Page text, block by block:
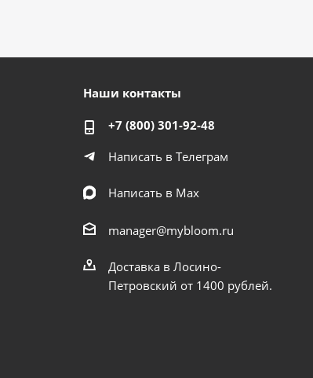
Наши контакты
+7 (800) 301-92-48
Написать в Телеграм
Написать в Мах
manager@mybloom.ru
Доставка в Лосино-
Петровский от 1400 рублей.